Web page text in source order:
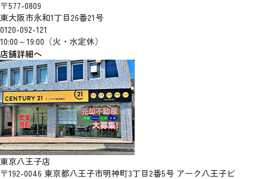
〒577-0809
東大阪市永和1丁目26番21号
0120-092-121
10:00～19:00（火・水定休）
店舗詳細へ
東京八王子店
〒192-0046 東京都八王子市明神町3丁目2番5号 アーク八王子ビ